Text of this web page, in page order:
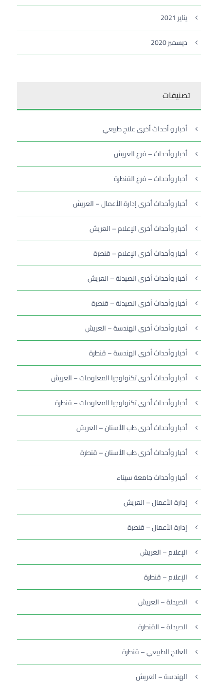
يناير 2021
ديسمبر 2020
تصنيفات
أخبار و أحداث أخرى علاج طبيعي
أخبار وأحداث – فرع العريش
أخبار وأحداث – فرع القنطرة
أخبار وأحداث أخرى إدارة الأعمال – العريش
أخبار وأحداث أخرى الإعلام – العريش
أخبار وأحداث أخرى الإعلام – قنطرة
أخبار وأحداث أخرى الصيدلة – العريش
أخبار وأحداث أخرى الصيدلة – قنطرة
أخبار وأحداث أخرى الهندسة – العريش
أخبار وأحداث أخرى الهندسة – قنطرة
أخبار وأحداث أخرى تكنولوجيا المعلومات – العريش
أخبار وأحداث أخرى تكنولوجيا المعلومات – قنطرة
أخبار وأحداث أخرى طب الأسنان – العريش
أخبار وأحداث أخرى طب الأسنان – قنطرة
أخبار وأحداث جامعة سيناء
إدارة الأعمال – العريش
إدارة الأعمال – قنطرة
الإعلام – العريش
الإعلام – قنطرة
الصيدلة – العريش
الصيدلة – القنطرة
العلاج الطبيعي – قنطرة
الهندسة – العريش